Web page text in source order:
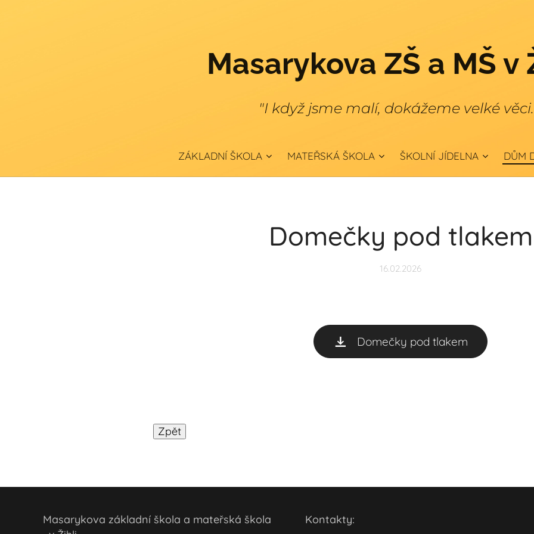
Masarykova ZŠ a MŠ v
"I když jsme malí, dokážeme velké
ZÁKLADNÍ ŠKOLA MATEŘSKÁ ŠKOLA ŠKOLNÍ JÍDELNA DŮM
Domečky pod tlakem
16.02.2026
Domečky pod tlakem
Masarykova základní škola a mateřská škola Kontakty: